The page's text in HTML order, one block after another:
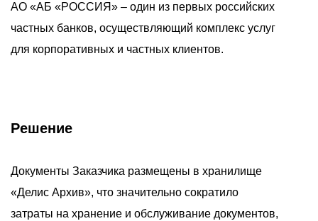
АО «АБ «РОССИЯ» – один из первых российских
частных банков, осуществляющий комплекс услуг
для корпоративных и частных клиентов.
Решение
Документы Заказчика размещены в хранилище
«Делис Архив», что значительно сократило
затраты на хранение и обслуживание документов,